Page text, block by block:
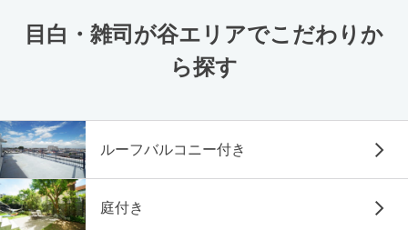
目白・雑司が谷エリアでこだわりか
ら探す
ルーフバルコニー付き
庭付き